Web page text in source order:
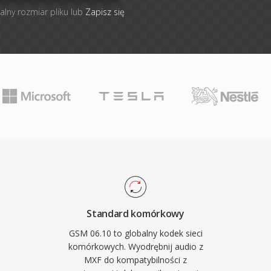
rozmiar pliku lub Zapisz się
Standard komórkowy
GSM 06.10 to globalny kodek sieci
komórkowych. Wyodrębnij audio z
MXF do kompatybilności z